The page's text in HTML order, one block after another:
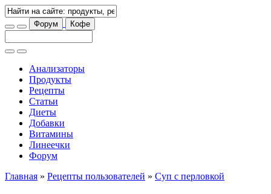
Форум Кофе
Анализаторы
Продукты
Рецепты
Статьи
Диеты
Добавки
Витамины
Линеечки
Форум
Главная » Рецепты пользователей » Суп с перловкой